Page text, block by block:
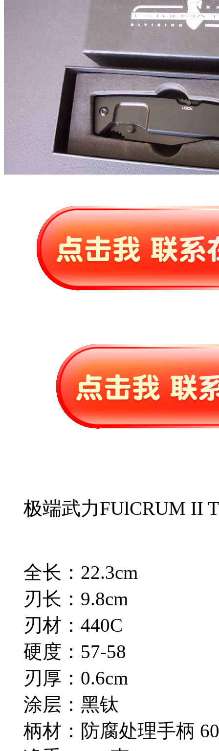
极端武力FUlCRUM II
全长：22.3cm
刃长：9.8cm
刃材：440C
硬度：57-58
刃厚：0.6cm
涂层：黑钛
柄材：防腐处理手柄